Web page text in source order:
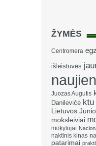
ŽYMĖS
Centromera
išleistuvės
Juozas Augutis
Danilevičė ktu
Lietuvos
moksleiviai
mokytojai
naktinis kinas
patarimai